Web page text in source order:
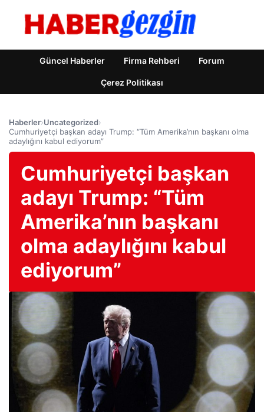
Güncel Haberler Firma Rehberi Forum
Çerez Politikası
Haberler›Uncategorized›
Cumhuriyetçi başkan adayı Trump: “Tüm Amerika’nın başkanı olma
adaylığını kabul ediyorum”
Cumhuriyetçi başkan
adayı Trump: “Tüm
Amerika’nın başkanı
olma adaylığını kabul
ediyorum”